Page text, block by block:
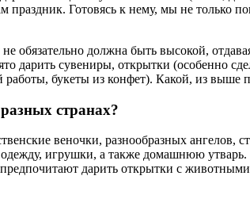
праздник. Готовясь к нему, мы не только
обязательно должна быть высокой,
дарить сувениры, открытки (особенно
букеты из конфет). Какой, из выше
странах?
веночки, разнообразных
игрушки, а также домашнюю
дарить открытки с